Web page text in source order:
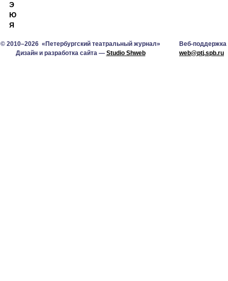
Э
Ю
Я
© 2010–2026 «Петербургский театральный журнал»
Дизайн и разработка сайта — Studio Shweb
Веб-поддержка
web@ptj.spb.ru